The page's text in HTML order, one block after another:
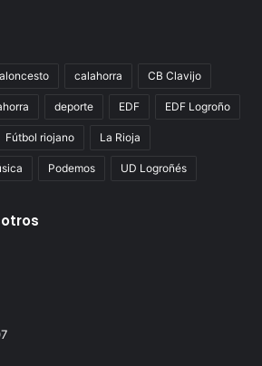
calahorra CB Clavijo
deporte EDF EDF Logroño
Fútbol riojano La Rioja
Podemos UD Logroñés